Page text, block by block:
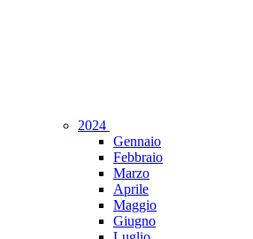
2024
Gennaio
Febbraio
Marzo
Aprile
Maggio
Giugno